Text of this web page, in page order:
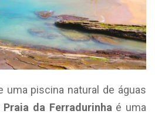
uma piscina natural de águas
Praia da Ferradurinha é uma